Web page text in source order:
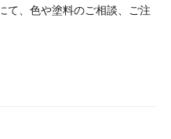
て、色や塗料のご相談、ご注